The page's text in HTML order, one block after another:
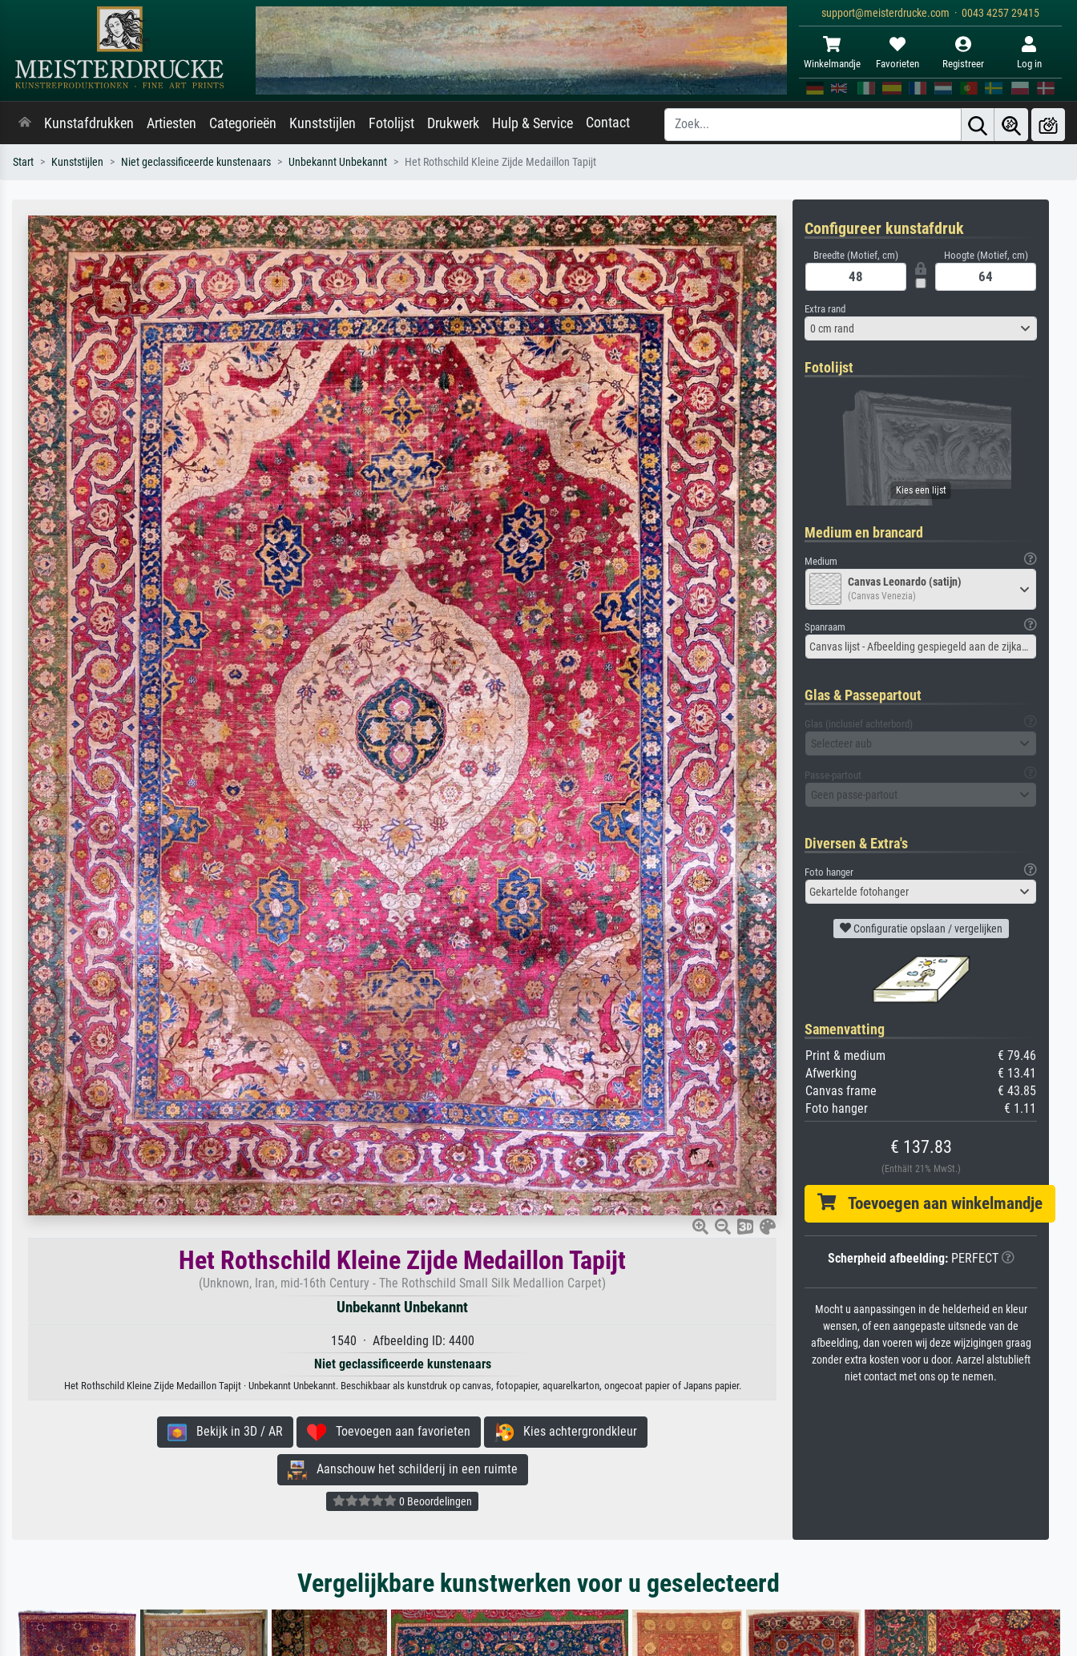
support@meisterdrucke.com · 0043 4257 29415
Winkelmandje Favorieten Registreer Log in
Kunstafdrukken Artiesten Categorieën Kunststijlen Fotolijst Drukwerk Hulp & Service Contact
Start Kunststijlen Niet geclassificeerde kunstenaars Unbekannt Unbekannt Het Rothschild Kleine Zijde Medaillon Tapijt
Het Rothschild Kleine Zijde Medaillon Tapijt
(Unknown, Iran, mid-16th Century - The Rothschild Small Silk Medallion Carpet)
Unbekannt Unbekannt
1540 · Afbeelding ID: 4400
Niet geclassificeerde kunstenaars
Het Rothschild Kleine Zijde Medaillon Tapijt · Unbekannt Unbekannt. Beschikbaar als kunstdruk op canvas, fotopapier, aquarelkarton, ongecoat papier of Japans papier.
Bekijk in 3D / AR Toevoegen aan favorieten Kies achtergrondkleur
Aanschouw het schilderij in een ruimte
0 Beoordelingen
Configureer kunstafdruk
Breedte (Motief, cm) Hoogte (Motief, cm)
Extra rand
0 cm rand
Fotolijst
Medium en brancard
Medium
Canvas Leonardo (satijn)
(Canvas Venezia)
Spanraam
Canvas lijst - Afbeelding gespiegeld aan de zijkant
Glas & Passepartout
Glas (inclusief achterbord)
Selecteer aub
Passe-partout
Geen passe-partout
Diversen & Extra's
Foto hanger
Gekartelde fotohanger
Configuratie opslaan / vergelijken
Samenvatting
Print & medium
€ 79.46
Afwerking
€ 13.41
Canvas frame
€ 43.85
Foto hanger
€ 1.11
€ 137.83
(Enthält 21% MwSt.)
Toevoegen aan winkelmandje
Scherpheid afbeelding:PERFECT
Mocht u aanpassingen in de helderheid en kleur
wensen, of een aangepaste uitsnede van de
afbeelding, dan voeren wij deze wijzigingen graag
zonder extra kosten voor u door. Aarzel alstublieft
niet contact met ons op te nemen.
Vergelijkbare kunstwerken voor u geselecteerd